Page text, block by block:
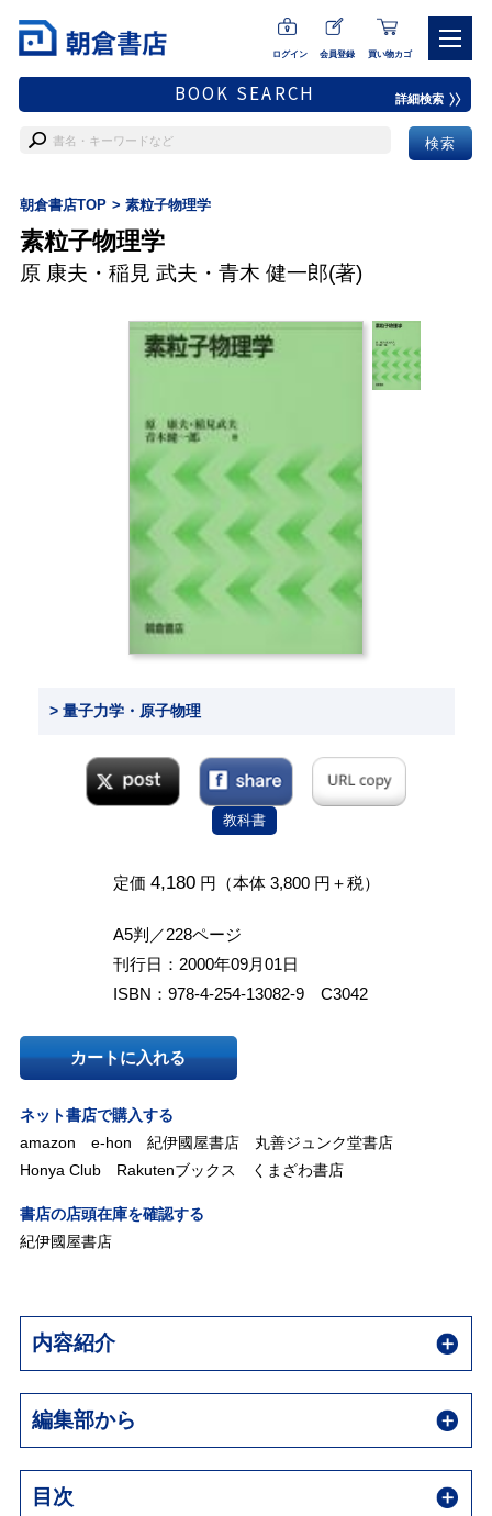
ログイン 会員登録 買い物カゴ
BOOK SEARCH 詳細検索
朝倉書店TOP 素粒子物理学
素粒子物理学
原 康夫 ・ 稲見 武夫 ・ 青木 健一郎(著)
> 量子力学・原子物理
教科書
定価 4,180円（本体 3,800 円＋税）
A5判／228ページ
刊行日：2000年09月01日
ISBN：978-4-254-13082-9 C3042
カートに入れる
ネット書店で購入する
amazon
e-hon 紀伊國屋書店
丸善ジュンク堂書店
Honya Club
Rakutenブックス くまざわ書店
書店の店頭在庫を確認する
紀伊國屋書店
内容紹介
編集部から
目次